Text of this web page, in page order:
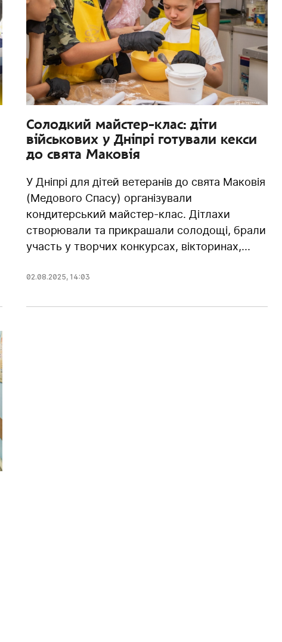
Солодкий майстер-клас: діти
військових у Дніпрі готували кекси
до свята Маковія
У Дніпрі для дітей ветеранів до свята Маковія
(Медового Спасу) організували
кондитерський майстер-клас. Дітлахи
створювали та прикрашали солодощі, брали
участь у творчих конкурсах, вікторинах,...
02.08.2025, 14:03